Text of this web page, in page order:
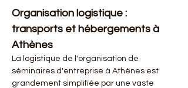
Organisation logistique :
transports et hébergements à
Athènes
La logistique de l'organisation de
séminaires d'entreprise à Athènes est
grandement simplifiée par une vaste